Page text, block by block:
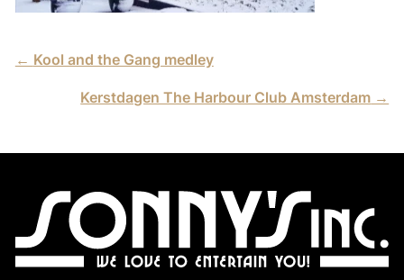
← Kool and the Gang medley
Kerstdagen The Harbour Club Amsterdam →